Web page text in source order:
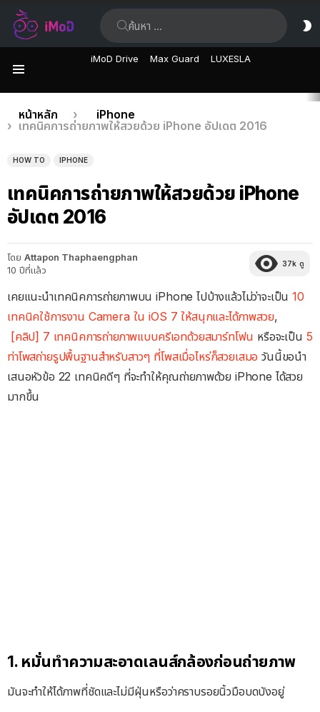
iMoD Drive Max Guard LUXESLA
เรื่อง
ล่าสุด
คุณอยู่ที่นี่:
หน้าหลัก
iPhone
เทคนิคการถ่ายภาพให้สวยด้วย iPhone อัปเดต 2016
HOW TO IPHONE
เทคนิคการถ่ายภาพให้สวยด้วย iPhone
อัปเดต 2016
โดย Attapon Thaphaengphan
10 ปีที่แล้ว
37k ดู
เคยแนะนำเทคนิคการถ่ายภาพบน iPhone ไปบ้างแล้วไม่ว่าจะเป็น10
เทคนิคใช้การงาน Camera ใน iOS 7 ให้สนุกและได้ภาพสวย,
[คลิป] 7 เทคนิคการถ่ายภาพแบบครีเอทด้วยสมาร์ทโฟน หรือจะเป็น 5
ท่าโพสถ่ายรูปพื้นฐานสำหรับสาวๆ ที่โพสเมื่อไหร่ก็สวยเสมอ วันนี้ขอนำ
เสนอหัวข้อ 22 เทคนิคดีๆ ที่จะทำให้คุณถ่ายภาพด้วย iPhone ได้สวย
มากขึ้น
1. หมั่นทำความสะอาดเลนส์กล้องก่อนถ่ายภาพ
มันจะทำให้ได้ภาพที่ชัดและไม่มีฝุ่นหรือว่าคราบรอยนิ้วมือบดบังอยู่